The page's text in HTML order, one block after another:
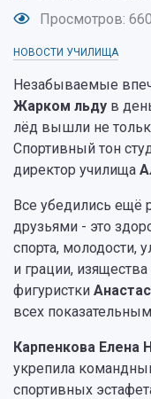
Просмотров: 660
НОВОСТИ УЧИЛИЩА
Незабываемые
Жарком льду в
лёд вышли не
Спортивный тон
директор училища
Все убедились ещё
друзьями - это
спорта, молодости,
и грации,
фигуристки
всех
Карпенкова Елена
укрепила
спортивных